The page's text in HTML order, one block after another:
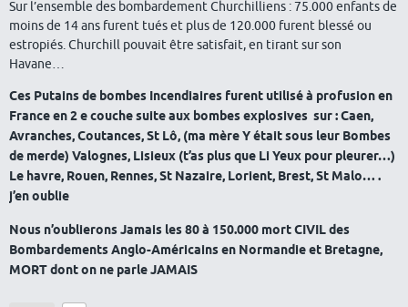
Sur l’ensemble des bombardement Churchilliens : 75.000 enfants de
moins de 14 ans furent tués et plus de 120.000 furent blessé ou
estropiés. Churchill pouvait être satisfait, en tirant sur son
Havane…
Ces Putains de bombes Incendiaires furent utilisé à profusion en
France en 2 e couche suite aux bombes explosives sur : Caen,
Avranches, Coutances, St Lô, (ma mère Y était sous leur Bombes
de merde) Valognes, Lisieux (t’as plus que Li Yeux pour pleurer…)
Le havre, Rouen, Rennes, St Nazaire, Lorient, Brest, St Malo… .
j’en oublie
Nous n’oublierons Jamais les 80 à 150.000 mort CIVIL des
Bombardements Anglo-Américains en Normandie et Bretagne,
MORT dont on ne parle JAMAIS